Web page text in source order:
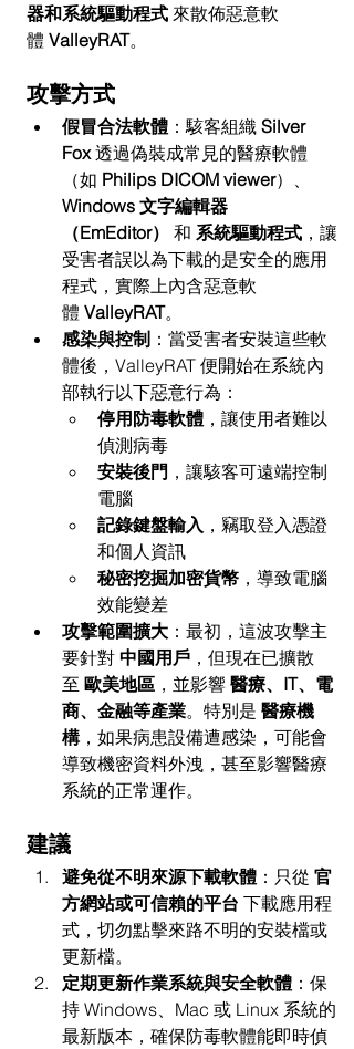
器和系統驅動程式 來散佈惡意軟
體 ValleyRAT。
攻擊方式
假冒合法軟體 ：駭客組織 Silver
Fox 透過偽裝成常見的醫療軟體
（如 Philips DICOM viewer）、
Windows 文字編輯器
（EmEditor）
和 系統驅動程式 ，讓
受害者誤以為下載的是安全的應用
程式，實際上內含惡意軟
體 ValleyRAT。
感染與控制 ：當受害者安裝這些軟
體後，ValleyRAT 便開始在系統內
部執行以下惡意行為：
停用防毒軟體 ，讓使用者難以
偵測病毒
安裝後門 ，讓駭客可遠端控制
電腦
記錄鍵盤輸入 ，竊取登入憑證
和個人資訊
秘密挖掘加密貨幣 ，導致電腦
效能變差
攻擊範圍擴大 ：最初，這波攻擊主
要針對 中國用戶 ，但現在已擴散
至 歐美地區 ，並影響 醫療、IT、電
商、金融等產業。特別是 醫療機
構，如果病患設備遭感染，可能會
導致機密資料外洩，甚至影響醫療
系統的正常運作。
建議
避免從不明來源下載軟體 ：只從 官
方網站或可信賴的平台 下載應用程
式，切勿點擊來路不明的安裝檔或
更新檔。
定期更新作業系統與安全軟體 ：保
持 Windows、Mac 或 Linux 系統的
最新版本，確保防毒軟體能即時偵